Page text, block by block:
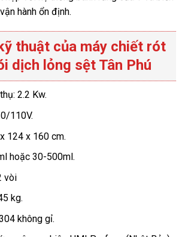
hành ổn định.
thuật của máy chiết rót
dịch lỏng sệt Tân Phú
2.2 Kw.
110V.
124 x 160 cm.
hoặc 30-500ml.
vòi
kg.
không gỉ.